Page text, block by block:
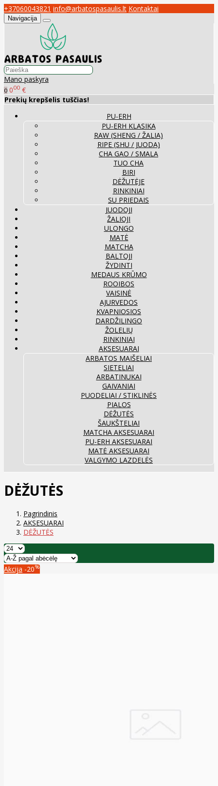
+37060043821 info@arbatospasaulis.lt Kontaktai
Navigacija
Mano paskyra
0 000 €
Prekių krepšelis tuščias!
PU-ERH
PU-ERH KLASIKA
RAW (SHENG / ŽALIA)
RIPE (SHU / JUODA)
CHA GAO / SMALA
TUO CHA
BIRI
DĖŽUTĖJE
RINKINIAI
SU PRIEDAIS
JUODOJI
ŽALIOJI
ULONGO
MATĖ
MATCHA
BALTOJI
ŽYDINTI
MEDAUS KRŪMO
ROOIBOS
VAISINĖ
AJURVEDOS
KVAPNIOSIOS
DARDŽILINGO
ŽOLELIŲ
RINKINIAI
AKSESUARAI
ARBATOS MAIŠELIAI
SIETELIAI
ARBATINUKAI
GAIVANIAI
PUODELIAI / STIKLINĖS
PIALOS
DĖŽUTĖS
ŠAUKŠTELIAI
MATCHA AKSESUARAI
PU-ERH AKSESUARAI
MATĖ AKSESUARAI
VALGYMO LAZDELĖS
DĖŽUTĖS
Pagrindinis
AKSESUARAI
DĖŽUTĖS
Akcija -20%